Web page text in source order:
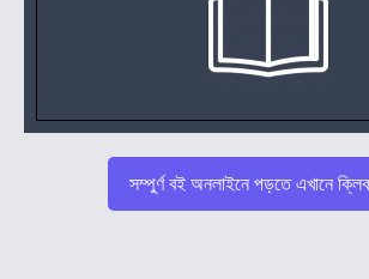
সম্পুর্ণ বই অনলাইনে পড়তে এখানে